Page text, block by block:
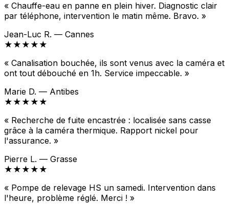
« Chauffe-eau en panne en plein hiver. Diagnostic clair
par téléphone, intervention le matin même. Bravo. »
Jean-Luc R. — Cannes
★★★★★
« Canalisation bouchée, ils sont venus avec la caméra et
ont tout débouché en 1h. Service impeccable. »
Marie D. — Antibes
★★★★★
« Recherche de fuite encastrée : localisée sans casse
grâce à la caméra thermique. Rapport nickel pour
l'assurance. »
Pierre L. — Grasse
★★★★★
« Pompe de relevage HS un samedi. Intervention dans
l'heure, problème réglé. Merci ! »